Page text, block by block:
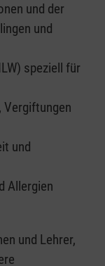
und der
und
speziell für
Vergiftungen
und
Allergien
und Lehrer,